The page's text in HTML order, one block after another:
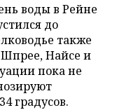
воды в Рейне
до
также
Найсе и
пока не
градусов.